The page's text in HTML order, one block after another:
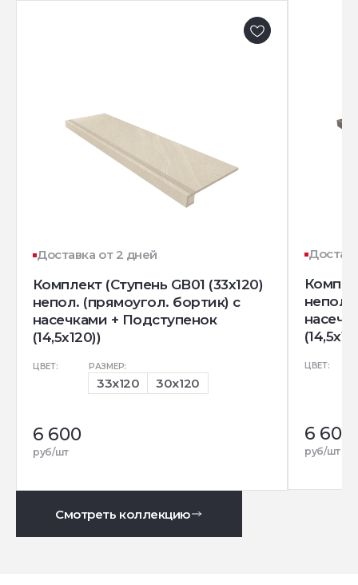
Доставка от 2 дней
Комплект (Ступень GB01 (33x120)
непол. (прямоугол. бортик) с
насечками + Подступенок
(14,5x120))
ЦВЕТ: РАЗМЕР:
33x120 30x120
6 600
руб/шт
непол.
ЦВЕТ:
6 600
руб/шт
Смотреть коллекцию